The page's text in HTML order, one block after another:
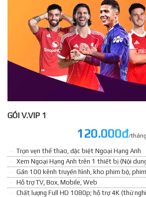
GÓI V.VIP 1
120.000đ/tháng
Trọn vẹn thể thao, đặc biệt Ngoại Hạng Anh
Xem Ngoại Hạng Anh trên 1 thiết bị (Nội
Gần 100 kênh truyền hình, kho phim bộ,
Hỗ trợ TV, Box, Mobile, Web
Chất lượng Full HD 1080p; hỗ trợ 4K (thử